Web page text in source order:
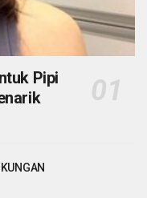
Pipi